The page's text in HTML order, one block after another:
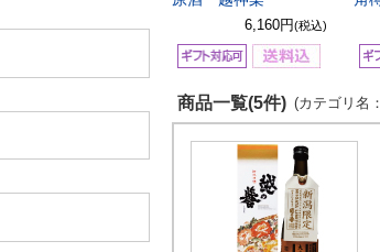
6,160円(税込)
商品一覧(5件) (カテゴリ名：